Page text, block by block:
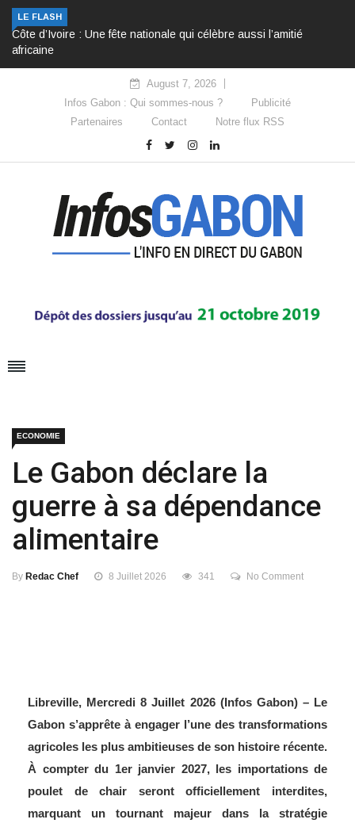
LE FLASH
Côte d’Ivoire : Une fête nationale qui célèbre aussi l’amitié
africaine
August 7, 2026
Infos Gabon : Qui sommes-nous ?
Publicité
Partenaires
Contact Notre flux RSS
ECONOMIE
Le Gabon déclare la
guerre à sa dépendance
alimentaire
By Redac Chef 8 Juillet 2026 341 No Comment
Libreville, Mercredi 8 Juillet 2026 (Infos Gabon) – Le
Gabon s’apprête à engager l’une des transformations
agricoles les plus ambitieuses de son histoire récente.
À compter du 1er janvier 2027, les importations de
poulet de chair seront officiellement interdites,
marquant un tournant majeur dans la stratégie